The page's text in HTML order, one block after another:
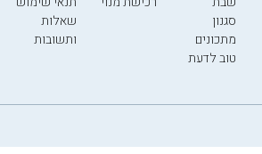
סגנון
מתכונים
טוב לדעת
שאלות
ותשובות